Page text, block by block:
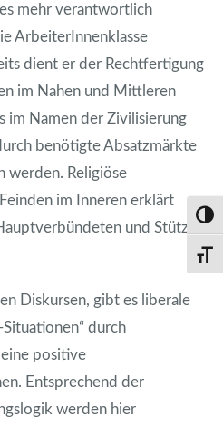
mehr verantwortlich
ArbeiterInnenklasse
dient er der Rechtfertigung
im Nahen und Mittleren
im Namen der Zivilisierung
benötigte Absatzmärkte
werden. Religiöse
im Inneren erklärt
und Stützen
Diskursen, gibt es liberale
durch
positive
Entsprechend der
werden hier